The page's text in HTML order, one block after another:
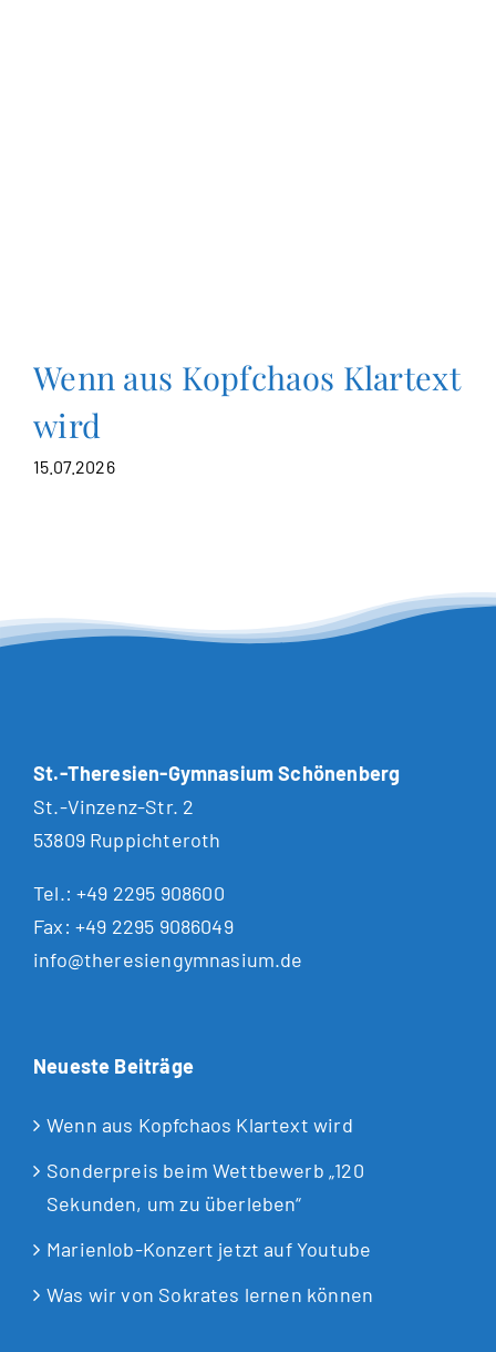
Wenn aus Kopfchaos Klartext
wird
15.07.2026
St.-Theresien-Gymnasium Schönenberg
St.-Vinzenz-Str. 2
53809 Ruppichteroth
Tel.:+49 2295 908600
Fax: +49 2295 9086049
info@theresiengymnasium.de
Neueste Beiträge
Wenn aus Kopfchaos Klartext wird
Sonderpreis beim Wettbewerb „120
Sekunden, um zu überleben“
Marienlob-Konzert jetzt auf Youtube
Was wir von Sokrates lernen können